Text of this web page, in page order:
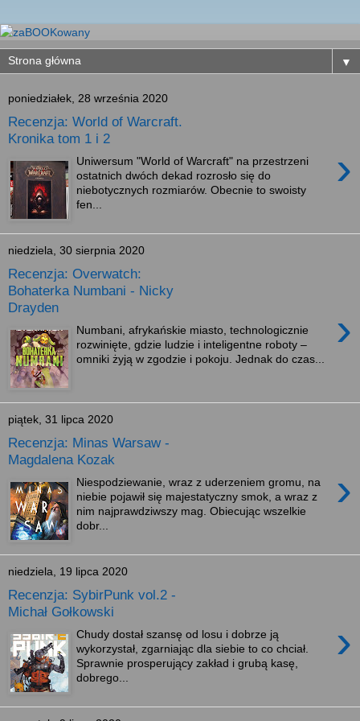
▼
poniedziałek, 28 września 2020
Recenzja: World of Warcraft.
Kronika tom 1 i 2
›
Uniwersum "World of Warcraft" na przestrzeni
ostatnich dwóch dekad rozrosło się do
niebotycznych rozmiarów. Obecnie to swoisty
fen...
niedziela, 30 sierpnia 2020
Recenzja: Overwatch:
Bohaterka Numbani - Nicky
Drayden
›
Numbani, afrykańskie miasto, technologicznie
rozwinięte, gdzie ludzie i inteligentne roboty –
omniki żyją w zgodzie i pokoju. Jednak do czas...
piątek, 31 lipca 2020
Recenzja: Minas Warsaw -
Magdalena Kozak
›
Niespodziewanie, wraz z uderzeniem gromu, na
niebie pojawił się majestatyczny smok, a wraz z
nim najprawdziwszy mag. Obiecując wszelkie
dobr...
niedziela, 19 lipca 2020
Recenzja: SybirPunk vol.2 -
Michał Gołkowski
›
Chudy dostał szansę od losu i dobrze ją
wykorzystał, zgarniając dla siebie to co chciał.
Sprawnie prosperujący zakład i grubą kasę,
dobrego...